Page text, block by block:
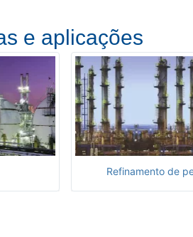
e aplicações
Refinamento de